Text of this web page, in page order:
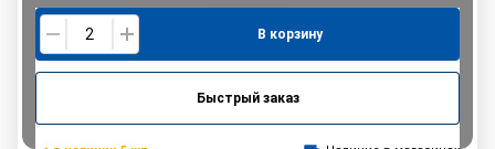
используем файлы
его, Вы соглашаетесь с
политикой
конфиденциальности.
В корзину
Быстрый заказ